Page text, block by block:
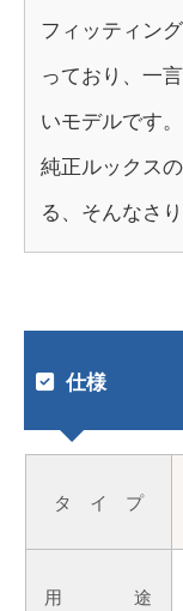
フィッティン
っており、一
いモデルです。
純正ルックス
る、そんなさ
仕様
タ イ プ
用 途